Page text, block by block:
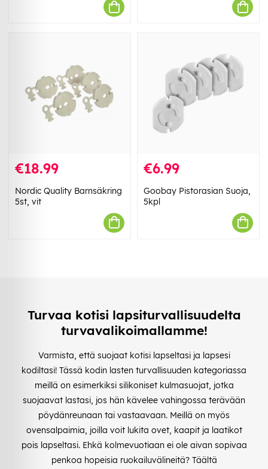
€18.99
Nordic Quality Barnsäkring
5st, vit
€6.99
Goobay Pistorasian Suoja,
5kpl
Turvaa kotisi lapsiturvallisuudelta
turvavalikoimallamme!
Varmista, että suojaat kotisi lapseltasi ja lapsesi
kodiltasi! Tässä kodin lasten turvallisuuden kategoriassa
meillä on esimerkiksi silikoniset kulmasuojat, jotka
suojaavat lastasi, jos hän kävelee vahingossa terävään
pöydänreunaan tai vastaavaan. Meillä on myös
ovensalpaimia, joilla voit lukita ovet, kaapit ja laatikot
pois lapseltasi. Ehkä kolmevuotiaan ei ole aivan sopivaa
penkoa hopeisia ruokailuvälineitä? Täältä